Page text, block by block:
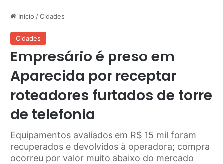
Início /Cidades
Cidades
Empresário é preso em
Aparecida por receptar
roteadores furtados de torre
de telefonia
Equipamentos avaliados em R$ 15 mil foram
recuperados e devolvidos à operadora; compra
ocorreu por valor muito abaixo do mercado